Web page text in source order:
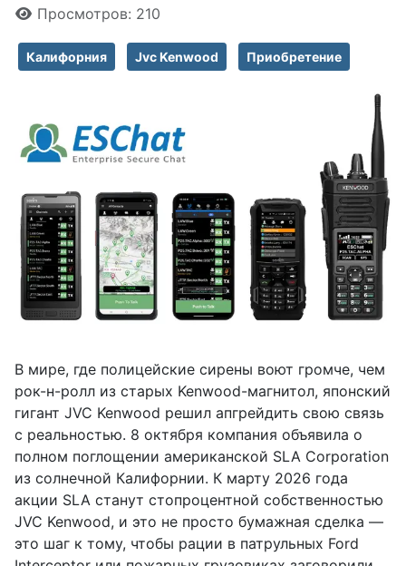
Просмотров: 210
Калифорния Jvc Kenwood Приобретение
В мире, где полицейские сирены воют громче, чем
рок-н-ролл из старых Kenwood-магнитол, японский
гигант JVC Kenwood решил апгрейдить свою связь
с реальностью. 8 октября компания объявила о
полном поглощении американской SLA Corporation
из солнечной Калифорнии. К марту 2026 года
акции SLA станут стопроцентной собственностью
JVC Kenwood, и это не просто бумажная сделка —
это шаг к тому, чтобы рации в патрульных Ford